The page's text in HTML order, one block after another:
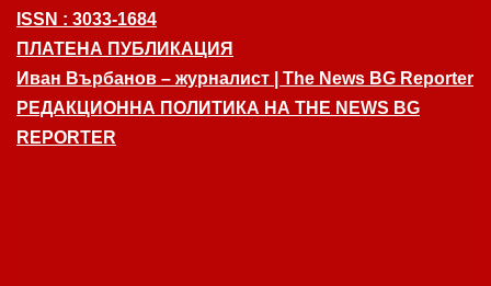
ISSN : 3033-1684
ПЛАТЕНА ПУБЛИКАЦИЯ
Иван Върбанов – журналист | The News BG Reporter
РЕДАКЦИОННА ПОЛИТИКА НА THE NEWS BG
REPORTER